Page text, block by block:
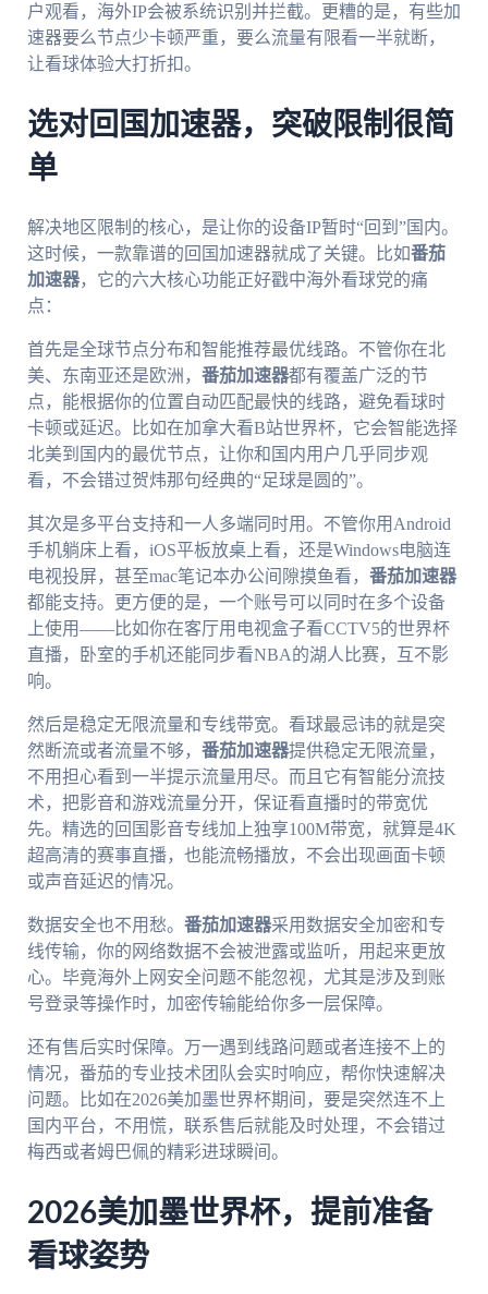
户观看，海外IP会被系统识别并拦截。更糟的是，有些加
速器要么节点少卡顿严重，要么流量有限看一半就断，
让看球体验大打折扣。
选对回国加速器，突破限制很简
单
解决地区限制的核心，是让你的设备IP暂时“回到”国内。
这时候，一款靠谱的回国加速器就成了关键。比如番茄
加速器，它的六大核心功能正好戳中海外看球党的痛
点：
首先是全球节点分布和智能推荐最优线路。不管你在北
美、东南亚还是欧洲， 番茄加速器都有覆盖广泛的节
点，能根据你的位置自动匹配最快的线路，避免看球时
卡顿或延迟。比如在加拿大看B站世界杯，它会智能选择
北美到国内的最优节点，让你和国内用户几乎同步观
看，不会错过贺炜那句经典的“足球是圆的”。
其次是多平台支持和一人多端同时用。不管你用Android
手机躺床上看，iOS平板放桌上看，还是Windows电脑连
电视投屏，甚至mac笔记本办公间隙摸鱼看， 番茄加速器
都能支持。更方便的是，一个账号可以同时在多个设备
上使用——比如你在客厅用电视盒子看CCTV5的世界杯
直播，卧室的手机还能同步看NBA的湖人比赛，互不影
响。
然后是稳定无限流量和专线带宽。看球最忌讳的就是突
然断流或者流量不够， 番茄加速器提供稳定无限流量，
不用担心看到一半提示流量用尽。而且它有智能分流技
术，把影音和游戏流量分开，保证看直播时的带宽优
先。精选的回国影音专线加上独享100M带宽，就算是4K
超高清的赛事直播，也能流畅播放，不会出现画面卡顿
或声音延迟的情况。
数据安全也不用愁。 番茄加速器采用数据安全加密和专
线传输，你的网络数据不会被泄露或监听，用起来更放
心。毕竟海外上网安全问题不能忽视，尤其是涉及到账
号登录等操作时，加密传输能给你多一层保障。
还有售后实时保障。万一遇到线路问题或者连接不上的
情况，番茄的专业技术团队会实时响应，帮你快速解决
问题。比如在2026美加墨世界杯期间，要是突然连不上
国内平台，不用慌，联系售后就能及时处理，不会错过
梅西或者姆巴佩的精彩进球瞬间。
2026美加墨世界杯，提前准备
看球姿势